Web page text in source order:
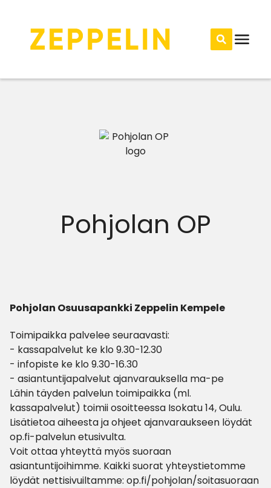
Pohjolan OP
Pohjolan Osuusapankki Zeppelin Kempele
Toimipaikka palvelee seuraavasti:
- kassapalvelut ke klo 9.30-12.30
- infopiste ke klo 9.30-16.30
- asiantuntijapalvelut ajanvarauksella ma-pe
Lähin täyden palvelun toimipaikka (ml.
kassapalvelut) toimii osoitteessa Isokatu 14, Oulu.
Lisätietoa aiheesta ja ohjeet ajanvaraukseen löydät
op.fi-palvelun etusivulta.
Voit ottaa yhteyttä myös suoraan
asiantuntijoihimme. Kaikki suorat yhteystietomme
löydät nettisivuiltamme: op.fi/pohjolan/soitasuoraan